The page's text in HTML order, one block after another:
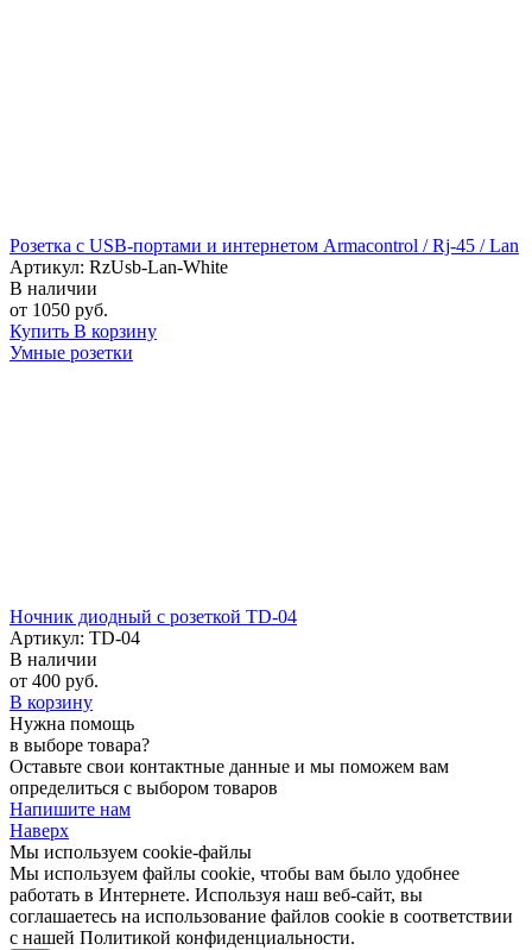
Розетка с USB-портами и интернетом Armacontrol / Rj-45 / Lan
Артикул: RzUsb-Lan-White
В наличии
от 1050 руб.
Купить В корзину
Умные розетки
Ночник диодный с розеткой TD-04
Артикул: TD-04
В наличии
от 400 руб.
В корзину
Нужна помощь
в выборе товара?
Оставьте свои контактные данные и мы поможем вам
определиться с выбором товаров
Напишите нам
Наверх
Мы используем cookie-файлы
Мы используем файлы cookie, чтобы вам было удобнее
работать в Интернете. Используя наш веб-сайт, вы
соглашаетесь на использование файлов cookie в соответствии
с нашей Политикой конфиденциальности.